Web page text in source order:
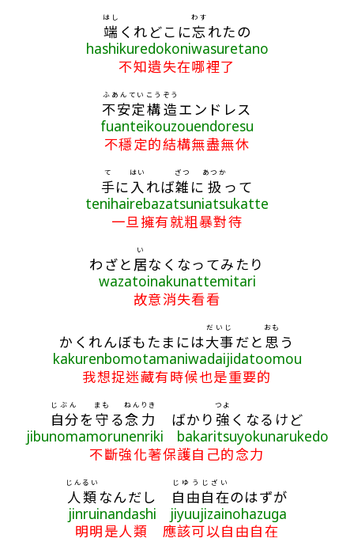
端
はし
くれどこに忘
わす
れたの
hashikuredokoniwasuretano
不知遺失在哪裡了
不安定
ふあんてい
構造
こうぞう
エンドレス
fuanteikouzouendoresu
不穩定的結構無盡無休
手
て
に入
はい
れば雑
ざつ
に 扱
あつか
って
tenihairebazatsuniatsukatte
一旦擁有就粗暴對待
わざと 居
い
なくなってみたり
wazatoinakunattemitari
故意消失看看
かくれんぼもたまには大事
だいじ
だと 思
おも
う
kakurenbomotamaniwadaijidatoomou
我想捉迷藏有時候也是重要的
自分
じぶん
を 守
まも
る念力
ねんりき
ばかり 強
つよ
くなるけど
jibunomamorunenriki bakaritsuyokunarukedo
不斷強化著保護自己的念力
人類
じんるい
なんだし 自由自在
じゆうじざい
のはずが
jinruinandashi jiyuujizainohazuga
明明是人類 應該可以自由自在